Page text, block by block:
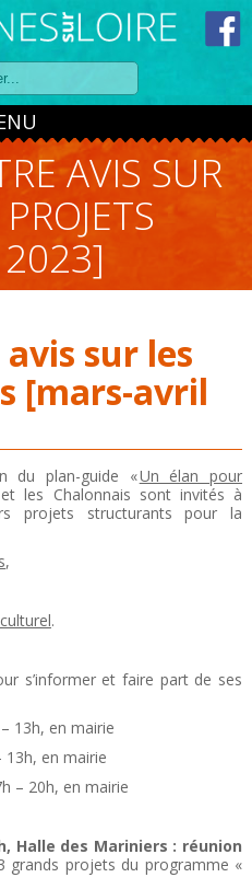
AVIS SUR
2023]
sur les
[mars-avril
du plan-guide «Un élan pour
les Chalonnais sont invités à
projets structurants pour la
,
.
s’informer et faire part de ses
13h, en mairie
13h, en mairie
– 20h, en mairie
Halle des Mariniers : réunion
grands projets du programme «